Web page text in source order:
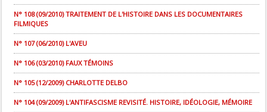
N° 108 (09/2010) TRAITEMENT DE L'HISTOIRE DANS LES DOCUMENTAIRES
FILMIQUES
N° 107 (06/2010) L'AVEU
N° 106 (03/2010) FAUX TÉMOINS
N° 105 (12/2009) CHARLOTTE DELBO
N° 104 (09/2009) L'ANTIFASCISME REVISITÉ. HISTOIRE, IDÉOLOGIE, MÉMOIRE